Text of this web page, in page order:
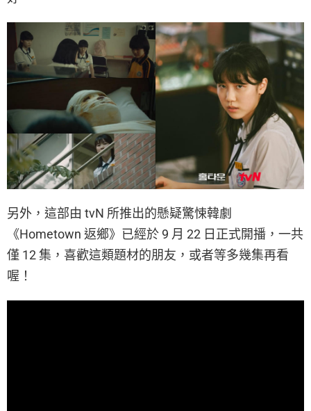
另外，這部由 tvN 所推出的懸疑驚悚韓劇
《Hometown 返鄉》已經於 9 月 22 日正式開播，一共
僅 12 集，喜歡這類題材的朋友，或者等多幾集再看
喔！